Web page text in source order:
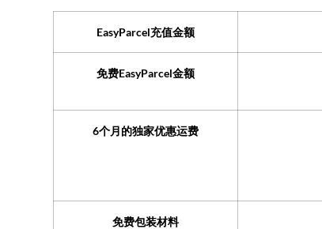
EasyParcel充值金额
免费EasyParcel金额
6个月的独家优惠运费
免费包装材料